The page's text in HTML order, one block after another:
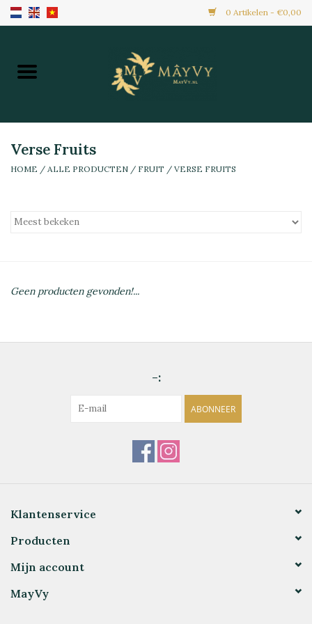
0 Artikelen - €0,00
Home
Nieuw Binnen
Alle Producten
Verse Fruits
HOME / ALLE PRODUCTEN / FRUIT / VERSE FRUITS
Geen producten gevonden!...
-:
ABONNEER
Klantenservice
Producten
Mijn account
MayVy